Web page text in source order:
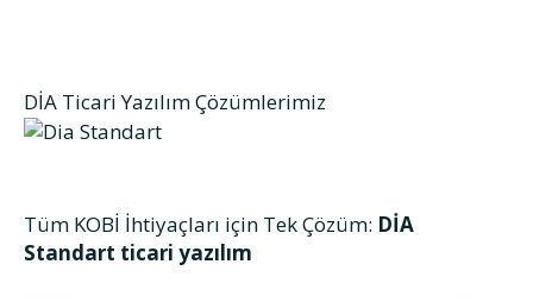
DİA Ticari Yazılım Çözümlerimiz
Tüm KOBİ İhtiyaçları için Tek Çözüm: DİA
Standart ticari yazılım